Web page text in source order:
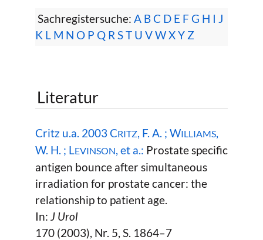
Sachregistersuche: A BC D E F G H I J
K L M N O P Q R ST U VWXY Z
Literatur
Critz u.a. 2003 CRITZ, F. A. ; WILLIAMS,
W. H. ; LEVINSON, et a.: Prostate specific
antigen bounce after simultaneous
irradiation for prostate cancer: the
relationship to patient age.
In: J Urol
170 (2003), Nr. 5, S. 1864–7